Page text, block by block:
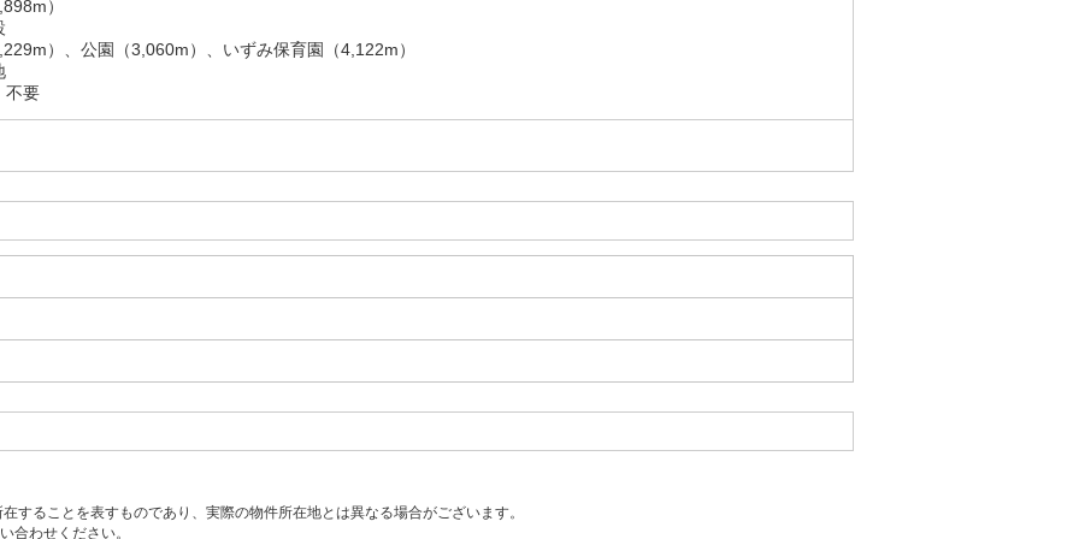
）
）、公園（3,060m）、いずみ保育園（4,122m）
不要
することを表すものであり、実際の物件所在地とは異なる場合がございます。
合わせください。